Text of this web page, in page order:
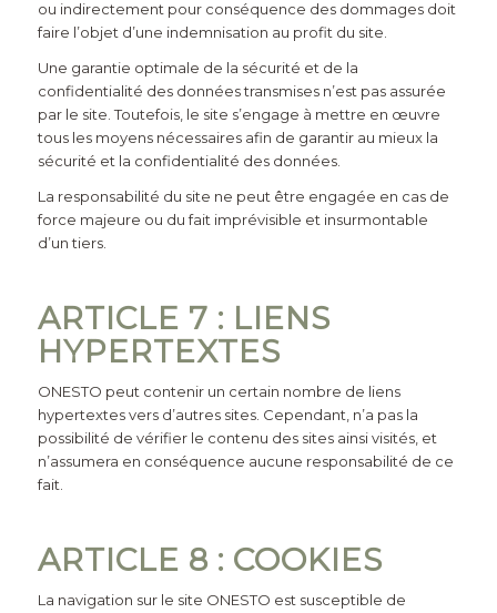
ou indirectement pour conséquence des dommages doit
faire l’objet d’une indemnisation au profit du site.
Une garantie optimale de la sécurité et de la
confidentialité des données transmises n’est pas assurée
par le site. Toutefois, le site s’engage à mettre en œuvre
tous les moyens nécessaires afin de garantir au mieux la
sécurité et la confidentialité des données.
La responsabilité du site ne peut être engagée en cas de
force majeure ou du fait imprévisible et insurmontable
d’un tiers.
ARTICLE 7 : LIENS
HYPERTEXTES
ONESTO peut contenir un certain nombre de liens
hypertextes vers d’autres sites. Cependant, n’a pas la
possibilité de vérifier le contenu des sites ainsi visités, et
n’assumera en conséquence aucune responsabilité de ce
fait.
ARTICLE 8 : COOKIES
La navigation sur le site ONESTO est susceptible de